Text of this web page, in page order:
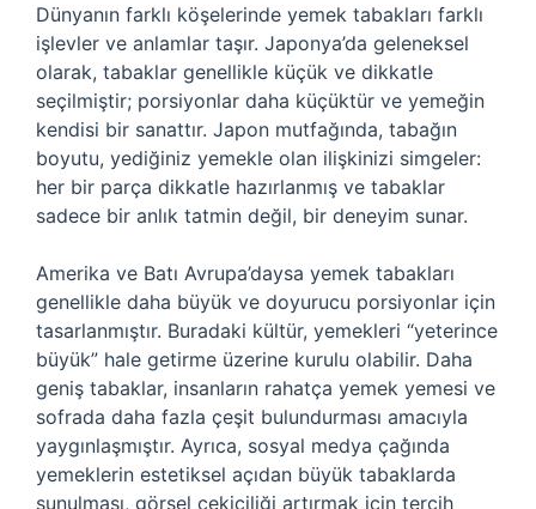
Dünyanın farklı köşelerinde yemek tabakları farklı
işlevler ve anlamlar taşır. Japonya’da geleneksel
olarak, tabaklar genellikle küçük ve dikkatle
seçilmiştir; porsiyonlar daha küçüktür ve yemeğin
kendisi bir sanattır. Japon mutfağında, tabağın
boyutu, yediğiniz yemekle olan ilişkinizi simgeler:
her bir parça dikkatle hazırlanmış ve tabaklar
sadece bir anlık tatmin değil, bir deneyim sunar.
Amerika ve Batı Avrupa’daysa yemek tabakları
genellikle daha büyük ve doyurucu porsiyonlar için
tasarlanmıştır. Buradaki kültür, yemekleri “yeterince
büyük” hale getirme üzerine kurulu olabilir. Daha
geniş tabaklar, insanların rahatça yemek yemesi ve
sofrada daha fazla çeşit bulundurması amacıyla
yaygınlaşmıştır. Ayrıca, sosyal medya çağında
yemeklerin estetiksel açıdan büyük tabaklarda
sunulması, görsel çekiciliği artırmak için tercih